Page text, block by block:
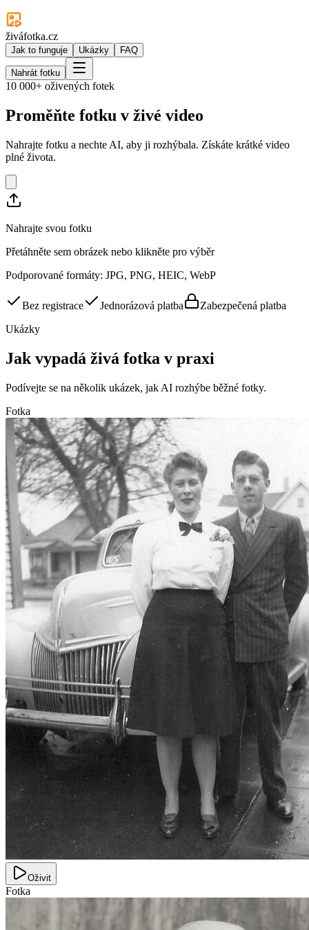
živáfotka.cz
Jak to funguje Ukázky FAQ
Nahrát fotku
10 000+ oživených fotek
Proměňte fotku v živé video
Nahrajte fotku a nechte AI, aby ji rozhýbala. Získáte krátké video
plné života.
Nahrajte svou fotku
Přetáhněte sem obrázek nebo klikněte pro výběr
Podporované formáty: JPG, PNG, HEIC, WebP
Bez registrace Jednorázová platba
Zabezpečená platba
Ukázky
Jak vypadá živá fotka v praxi
Podívejte se na několik ukázek, jak AI rozhýbe běžné fotky.
Fotka
Oživit
Fotka